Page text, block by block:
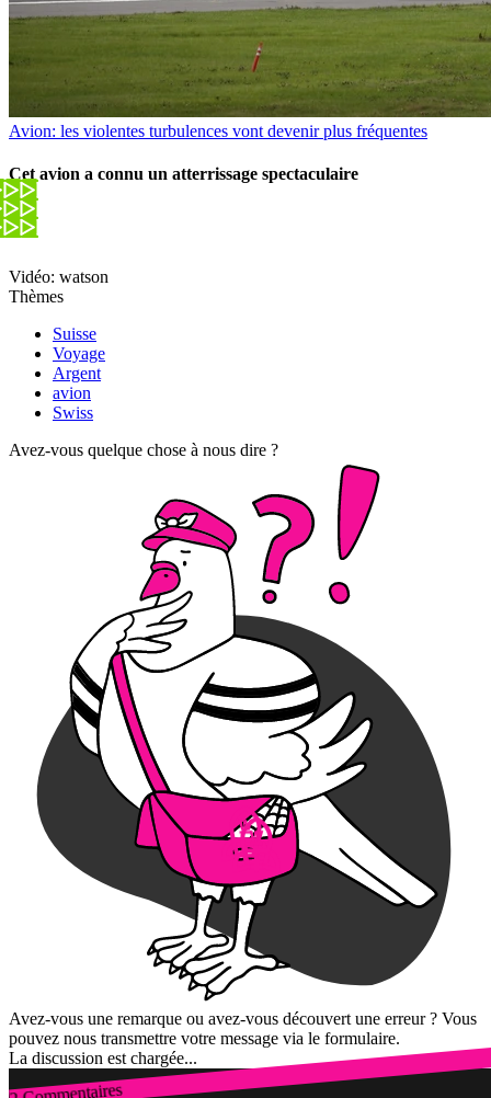
Avion: les violentes turbulences vont devenir plus fréquentes
Cet avion a connu un atterrissage spectaculaire
Vidéo: watson
Thèmes
Suisse
Voyage
Argent
avion
Swiss
Avez-vous quelque chose à nous dire ?
Avez-vous une remarque ou avez-vous découvert une erreur ? Vous
pouvez nous transmettre votre message via le formulaire.
La discussion est chargée...